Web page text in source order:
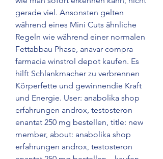
gerade viel. Ansonsten gelten
während eines Mini Cuts ähnliche
Regeln wie während einer normalen
Fettabbau Phase, anavar compra
farmacia winstrol depot kaufen. Es
hilft Schlankmacher zu verbrennen
Körperfette und gewinnendie Kraft
und Energie. User: anabolika shop
erfahrungen androx, testosteron
enantat 250 mg bestellen, title: new
member, about: anabolika shop
erfahrungen androx, testosteron